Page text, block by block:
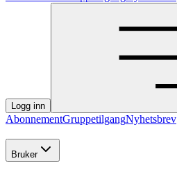
Logg inn
AbonnementGruppetilgangNyhetsbrev
Bruker